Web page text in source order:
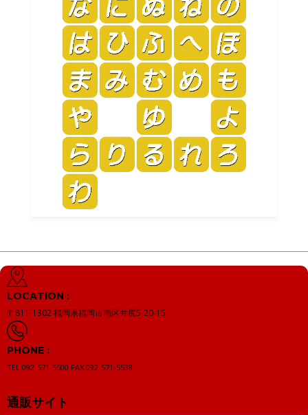
LOCATION :
〒811-1302福岡県福岡市南区井尻5-20-15
PHONE :
TEL:092-571-5500 FAX:092-571-5538
通販サイト